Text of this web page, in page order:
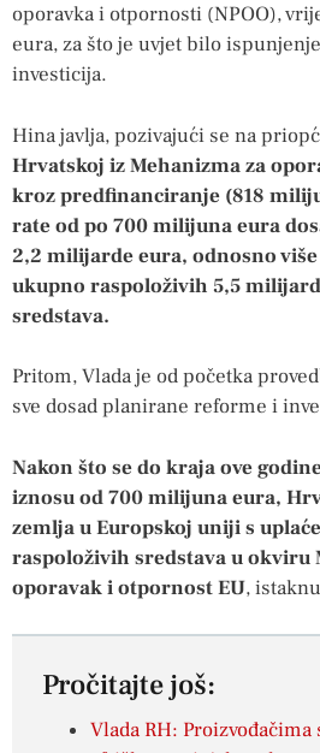
oporavka i otpornosti (NPOO),
eura, za što je uvjet bilo
investicija.
Hina javlja, pozivajući se na
Hrvatskoj iz Mehanizma za
kroz predfinanciranje (818
rate od po 700 milijuna eura
2,2 milijarde eura, odnosno
ukupno raspoloživih 5,5
sredstava.
Pritom, Vlada je od početka
sve dosad planirane reforme i
Nakon što se do kraja ove
iznosu od 700 milijuna eura,
zemlja u Europskoj uniji s
raspoloživih sredstava u okviru
oporavak i otpornost EU,
Pročitajte još:
Vlada RH: